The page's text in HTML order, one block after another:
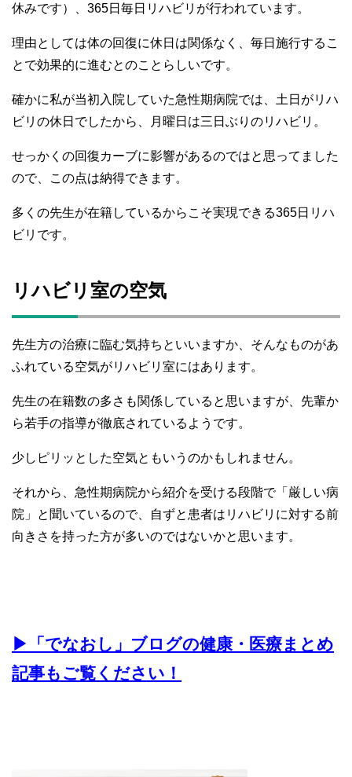
休みです）、365日毎日リハビリが行われています。
理由としては体の回復に休日は関係なく、毎日施行するこ
とで効果的に進むとのことらしいです。
確かに私が当初入院していた急性期病院では、土日がリハ
ビリの休日でしたから、月曜日は三日ぶりのリハビリ。
せっかくの回復カーブに影響があるのではと思ってました
ので、この点は納得できます。
多くの先生が在籍しているからこそ実現できる365日リハ
ビリです。
リハビリ室の空気
先生方の治療に臨む気持ちといいますか、そんなものがあ
ふれている空気がリハビリ室にはあります。
先生の在籍数の多さも関係していると思いますが、先輩か
ら若手の指導が徹底されているようです。
少しピリッとした空気ともいうのかもしれません。
それから、急性期病院から紹介を受ける段階で「厳しい病
院」と聞いているので、自ずと患者はリハビリに対する前
向きさを持った方が多いのではないかと思います。
▶︎「でなおし」ブログの健康・医療まとめ
記事もご覧ください！